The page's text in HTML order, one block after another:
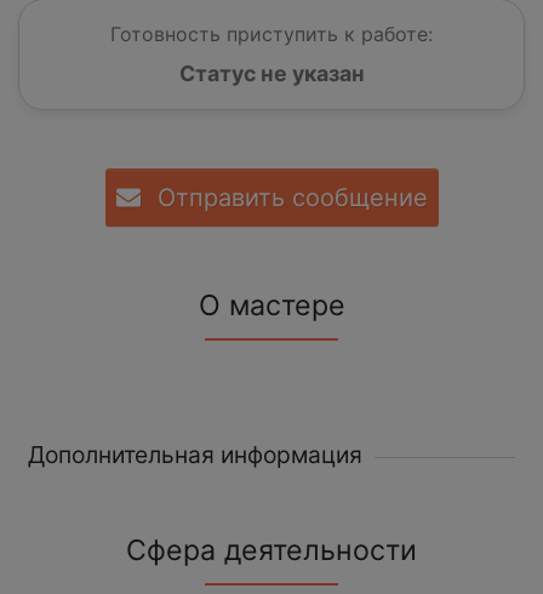
Готовность приступить к работе:
Статус не указан
Отправить сообщение
О мастере
Дополнительная информация
Сфера деятельности